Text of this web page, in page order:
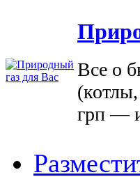
Все о
грп —